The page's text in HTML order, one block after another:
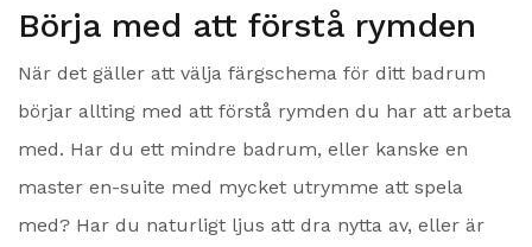
Börja med att förstå rymden
När det gäller att välja färgschema för ditt badrum
börjar allting med att förstå rymden du har att arbeta
med. Har du ett mindre badrum, eller kanske en
master en-suite med mycket utrymme att spela
med? Har du naturligt ljus att dra nytta av, eller är